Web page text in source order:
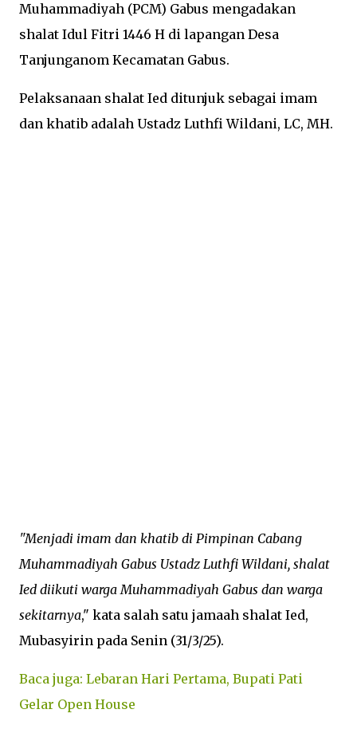
Muhammadiyah (PCM) Gabus mengadakan
shalat Idul Fitri 1446 H di lapangan Desa
Tanjunganom Kecamatan Gabus.
Pelaksanaan shalat Ied ditunjuk sebagai imam
dan khatib adalah Ustadz Luthfi Wildani, LC, MH.
"Menjadi imam dan khatib di Pimpinan Cabang
Muhammadiyah Gabus Ustadz Luthfi Wildani, shalat
Ied diikuti warga Muhammadiyah Gabus dan warga
sekitarnya," kata salah satu jamaah shalat Ied,
Mubasyirin pada Senin (31/3/25).
Baca juga: Lebaran Hari Pertama, Bupati Pati
Gelar Open House